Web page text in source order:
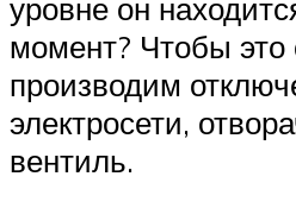
уровне он
момент? Чтобы это
производим
электросети,
вентиль.